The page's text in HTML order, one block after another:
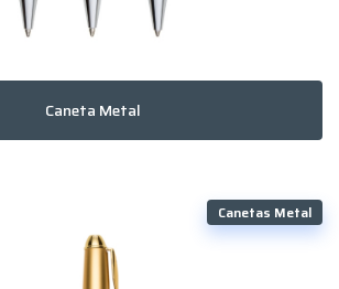
Caneta Metal
Canetas Metal